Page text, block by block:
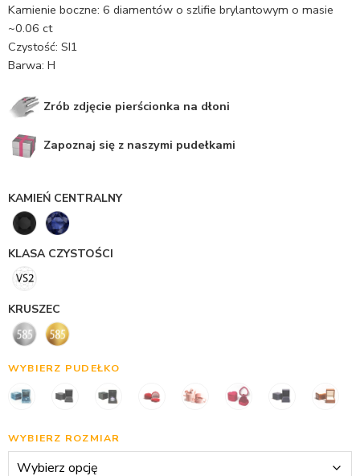
Kamienie boczne: 6 diamentów o szlifie brylantowym o masie
~0.06 ct
Czystość: SI1
Barwa: H
Zrób zdjęcie pierścionka na dłoni
Zapoznaj się z naszymi pudełkami
KAMIEŃ CENTRALNY
KLASA CZYSTOŚCI
KRUSZEC
WYBIERZ PUDEŁKO
WYBIERZ ROZMIAR